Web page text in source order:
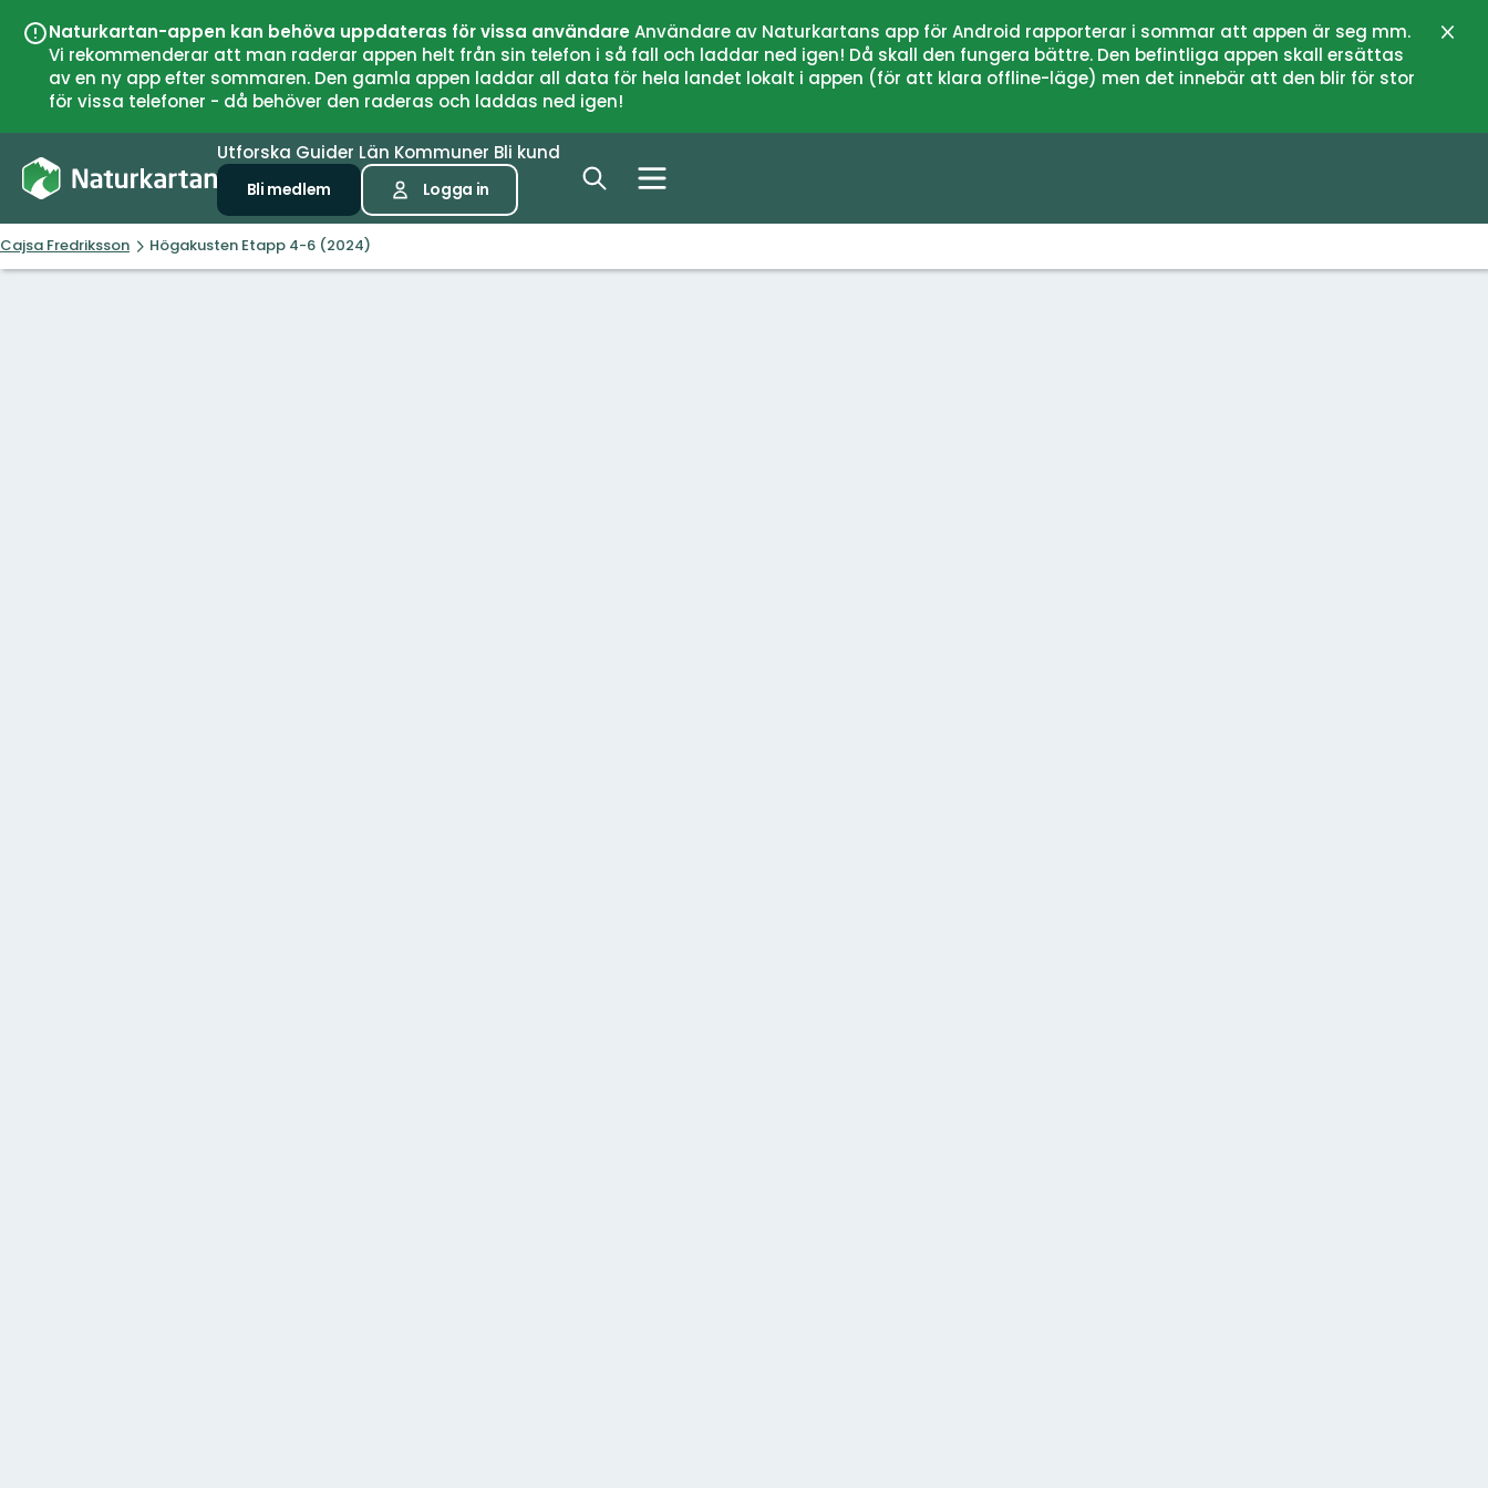
Naturkartan-appen kan behöva uppdateras för vissa användareAnvändare av Naturkartans app för Android rapporterar i sommar att appen är seg mm.
Vi rekommenderar att man raderar appen helt från sin telefon i så fall och laddar ned igen! Då skall den fungera bättre. Den befintliga appen skall ersättas
av en ny app efter sommaren. Den gamla appen laddar all data för hela landet lokalt i appen (för att klara offline-läge) men det innebär att den blir för stor
för vissa telefoner - då behöver den raderas och laddas ned igen!
Utforska Guider Län Kommuner Bli kund
Bli medlem Logga in
Cajsa Fredriksson Högakusten Etapp 4-6 (2024)